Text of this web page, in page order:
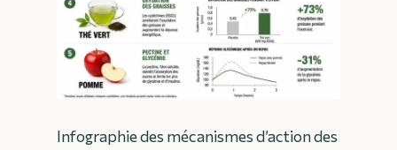
Infographie des mécanismes d’action des